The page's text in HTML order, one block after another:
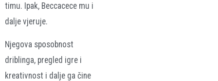
timu. Ipak, Beccacece mu i
dalje vjeruje.
Njegova sposobnost
driblinga, pregled igre i
kreativnost i dalje ga čine